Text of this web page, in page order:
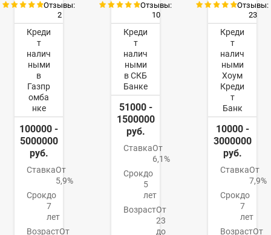
Отзывы:
2
Креди
т
налич
ными
в
Газпр
омба
нке
100000 -
5000000
руб.
СтавкаОт
5,9%
Срокдо
7
лет
ВозрастОт
Отзывы:
10
Креди
т
налич
ными
в СКБ
Банке
51000 -
1500000
руб.
СтавкаОт
6,1%
Срокдо
5
лет
ВозрастОт
23
до
Отзывы:
23
Креди
т
налич
ными
Хоум
Креди
т
Банк
10000 -
3000000
руб.
СтавкаОт
7,9%
Срокдо
7
лет
ВозрастОт